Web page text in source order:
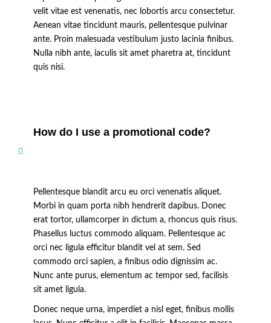
velit vitae est venenatis, nec lobortis arcu consectetur.
Aenean vitae tincidunt mauris, pellentesque pulvinar
ante. Proin malesuada vestibulum justo lacinia finibus.
Nulla nibh ante, iaculis sit amet pharetra at, tincidunt
quis nisi.
How do I use a promotional code?
Pellentesque blandit arcu eu orci venenatis aliquet.
Morbi in quam porta nibh hendrerit dapibus. Donec
erat tortor, ullamcorper in dictum a, rhoncus quis risus.
Phasellus luctus commodo aliquam. Pellentesque ac
orci nec ligula efficitur blandit vel at sem. Sed
commodo orci sapien, a finibus odio dignissim ac.
Nunc ante purus, elementum ac tempor sed, facilisis
sit amet ligula.
Donec neque urna, imperdiet a nisl eget, finibus mollis